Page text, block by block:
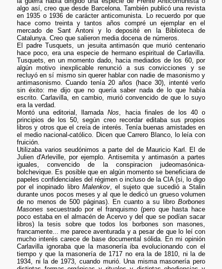
algo así, creo que desde Barcelona. También publicó una revista
en 1935 o 1936 de carácter anticomunista. Lo recuerdo por que
hace como treinta y tantos años compré un ejemplar en el
mercado de Sant Antoni y lo deposité en la Biblioteca de
Catalunya. Creo que salieron media docena de números.
El padre Tusquets, un jesuita antimasón que murió centenario
hace poco, era una especie de hermano espiritual de Carlavilla.
Tusquets, en un momento dado, hacia mediados de los 60, por
algún motivo inexplicable renunció a sus convicciones y se
recluyó en sí mismo sin querer hablar con nadie de masonismo y
antimasonismo. Cuando tenía 20 años (hace 30), intenté verlo
sin éxito: me dijo que no quería saber nada de lo que había
escrito. Carlavilla, en cambio, murió convencido de que lo suyo
era la verdad.
Montó una editorial, llamadaNos , hacia finales de los 40 o
principios de los 50, según creo recordar editaba sus propios
libros y otros que el creía de interés. Tenía buenas amistades en
el medio nacional-católico. Dicen que Carrero Blanco, lo leía con
fruición.
Utilizaba varios seudónimos a parte del de Mauricio Karl. El de
Julien d'Arleville, por ejemplo. Antisemita y antimasón a partes
iguales, convencido de la conspiracion judeomasónica-
bolchevique. Es posible que en algún momento se beneficiara de
papeles confidenciales del régimen o incluso de la CIA (si, lo digo
por el inopinado libro Malenkov, el sujeto que sucedió a Stalin
durante unos pocos meses y al que le dedicó un grueso volumen
de no menos de 500 páginas). En cuanto a su libroBorbones
Masones secuestrado por el franquismo (pero que hasta hace
poco estaba en el almacén de Acervo y del que se podían sacar
libros) la tesis sobre que todos los borbones son masones,
francamente... me parece aventurada y a pesar de que lo leí con
mucho interés carece de base documental sólida. En mi opinión
Carlavilla ignoraba que la masonería iba evolucionando con el
tiempo y que la masonería de 1717 no era la de 1810, ni la de
1934, ni la de 1973, cuando murió. Una misma masonería pero